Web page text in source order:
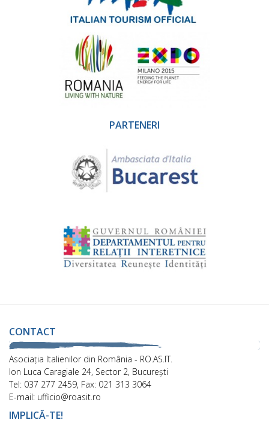
PARTENERI
CONTACT
Asociaţia Italienilor din România - RO.AS.IT.
Ion Luca Caragiale 24, Sector 2, București
Tel: 037 277 2459, Fax: 021 313 3064
E-mail: ufficio@roasit.ro
IMPLICĂ-TE!